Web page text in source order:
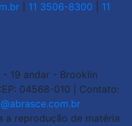
11 3506-8300
11
- 19 andar - Brooklin
04568-010 | Contato:
a reprodução de matéria